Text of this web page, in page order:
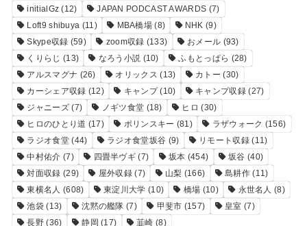
initialGz (12) JAPAN PODCAST AWARDS (7)
Loft9 shibuya (11) MBA橋場 (8) NHK (9)
Skype収録 (59) zoom収録 (133) おメール (93)
くりらじ (13) なろう小説 (10) ふもとっぱら (28)
アルスマグナ (26) オリックス (13) カトー (30)
カーシェア収録 (12) キャンプ(10) キャンプ収録(27)
ジャニーズ(7) ノギツ食堂 (18) ヒロ (30)
ヒロのひとり道 (17) ポリンスキー (81) ラザウォーク (156)
ラジオ食堂(44) ラジオ食堂坂谷 (9) リモート収録(11)
中村佑介 (7) 四畳半ヴギ (7) 坂本 (454) 坂谷 (40)
対面収録 (29) 屋外収録 (7) 山梨 (166) 島耕作(11)
東横名人 (608) 東淀川大学 (10) 橋場 (10) 永世名人 (8)
池袋 (13) 沈黙の艦隊 (7) 甲斐市 (157) 皇室 (7)
長野 (36) 静岡 (17) 韮崎 (8)